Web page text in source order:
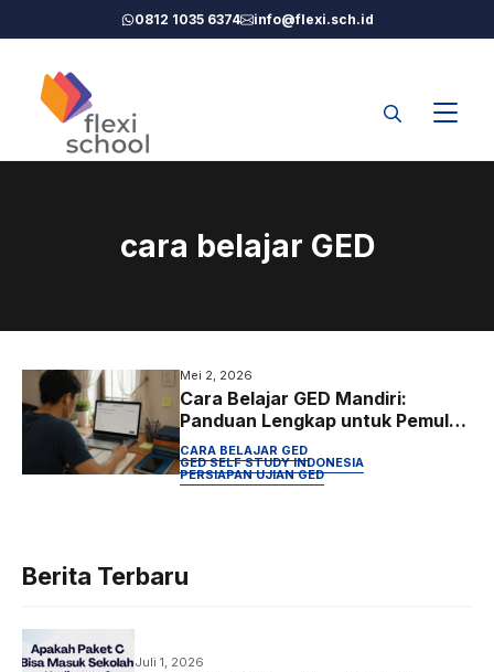
ke
0812 1035 6374 info@flexi.sch.id
cara belajar GED
Mei 2, 2026
Cara Belajar GED Mandiri:
Panduan Lengkap untuk Pemula
di Indonesia
CARA BELAJAR GED
GED SELF STUDY INDONESIA
PERSIAPAN UJIAN GED
Berita Terbaru
Juli 1, 2026